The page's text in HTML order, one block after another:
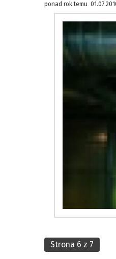
ponad rok temu
Strona 6 z 7